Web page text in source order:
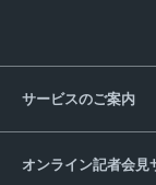
サービスのご案内
オンライン記者会見